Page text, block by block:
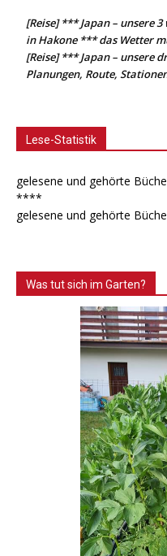
[Reise] *** Japan – unsere
in Hakone *** das Wetter
[Reise] *** Japan – unsere
Planungen, Route,
Lese-Statistik
gelesene und gehörte
****
gelesene und gehörte
Was tut sich im Garten?